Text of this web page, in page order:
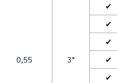
0,55 3°
✔
✔
✔
✔
✔